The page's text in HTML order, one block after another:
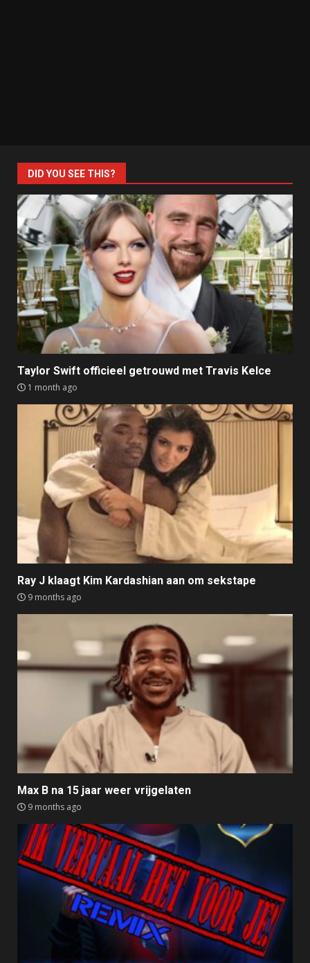
DID YOU SEE THIS?
Taylor Swift officieel getrouwd met Travis Kelce
1 month ago
Ray J klaagt Kim Kardashian aan om sekstape
9 months ago
Max B na 15 jaar weer vrijgelaten
9 months ago